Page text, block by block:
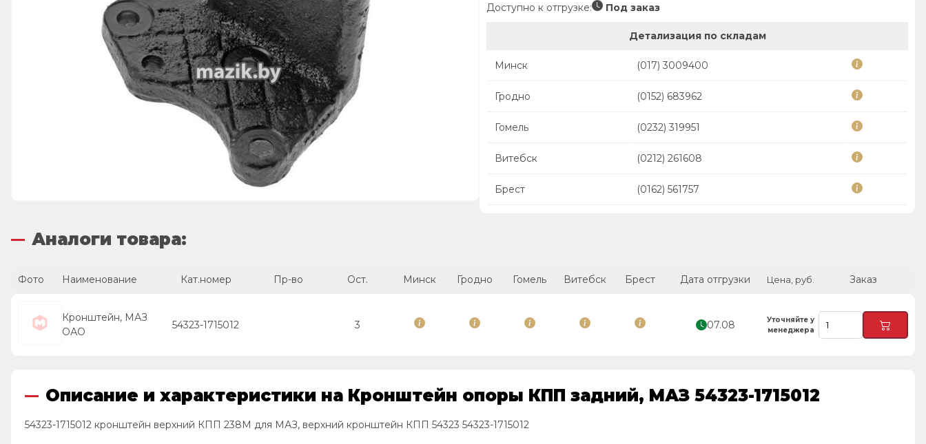
Доступно к отгрузке: Под заказ
Детализация по складам
Минск (017) 3009400
Гродно (0152) 683962
Гомель (0232) 319951
Витебск (0212) 261608
Брест (0162) 561757
Аналоги товара:
Фото Наименование Кат.номер Пр-во Ост. Минск Гродно Гомель Витебск Брест Дата отгрузки Цена, руб. Заказ
Кронштейн, МАЗ
ОАО
54323-1715012 3 07.08
Уточняйте у
менеджера
Описание и характеристики на Кронштейн опоры КПП задний, МАЗ 54323-1715012
54323-1715012 кронштейн верхний КПП 238М для МАЗ, верхний кронштейн КПП 54323 54323-1715012